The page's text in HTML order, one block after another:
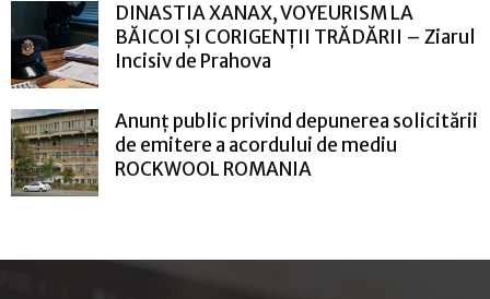
DINASTIA XANAX, VOYEURISM LA
BĂICOI ȘI CORIGENȚII TRĂDĂRII – Ziarul
Incisiv de Prahova
Anunț public privind depunerea solicitării
de emitere a acordului de mediu
ROCKWOOL ROMANIA